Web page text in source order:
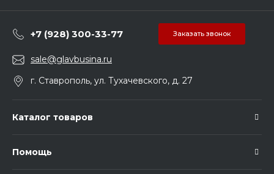
+7 (928) 300-33-77 Заказать звонок
sale@glavbusina.ru
г. Ставрополь, ул. Тухачевского, д. 27
Каталог товаров
Помощь